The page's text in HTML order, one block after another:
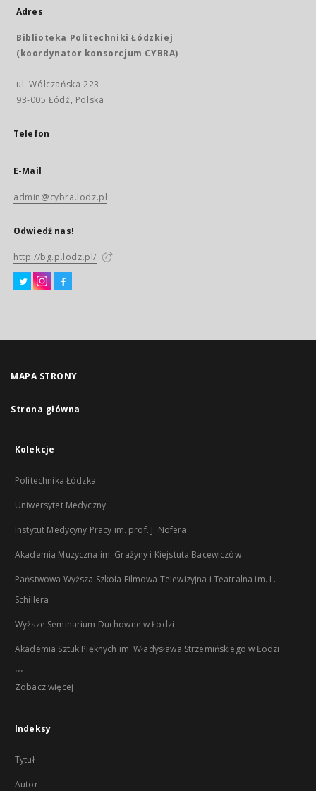
Adres
Biblioteka Politechniki Łódzkiej
(koordynator konsorcjum CYBRA)
ul. Wólczańska 223
93-005 Łódź, Polska
Telefon
E-Mail
admin@cybra.lodz.pl
Odwiedź nas!
http://bg.p.lodz.pl/
MAPA STRONY
Strona główna
Kolekcje
Politechnika Łódzka
Uniwersytet Medyczny
Instytut Medycyny Pracy im. prof. J. Nofera
Akademia Muzyczna im. Grażyny i Kiejstuta Bacewiczów
Państwowa Wyższa Szkoła Filmowa Telewizyjna i Teatralna im. L.
Schillera
Wyższe Seminarium Duchowne w Łodzi
Akademia Sztuk Pięknych im. Władysława Strzemińskiego w Łodzi
...
Zobacz więcej
Indeksy
Tytuł
Autor